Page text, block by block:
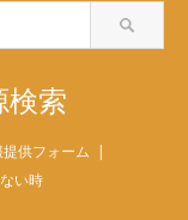
検索
供フォーム
い時